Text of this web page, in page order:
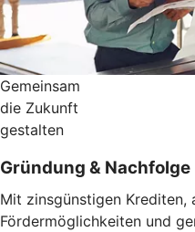
Gemeinsam
die Zukunft
gestalten
Gründung & Nachfolge
Mit zinsgünstigen Krediten,
Fördermöglichkeiten und